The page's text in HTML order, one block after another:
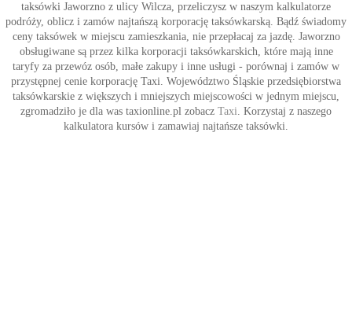
taksówki Jaworzno z ulicy Wilcza, przeliczysz w naszym kalkulatorze
podróży, oblicz i zamów najtańszą korporację taksówkarską. Bądź świadomy
ceny taksówek w miejscu zamieszkania, nie przepłacaj za jazdę. Jaworzno
obsługiwane są przez kilka korporacji taksówkarskich, które mają inne
taryfy za przewóz osób, małe zakupy i inne usługi - porównaj i zamów w
przystępnej cenie korporację Taxi. Województwo Śląskie przedsiębiorstwa
taksówkarskie z większych i mniejszych miejscowości w jednym miejscu,
zgromadziło je dla was taxionline.pl zobacz Taxi. Korzystaj z naszego
kalkulatora kursów i zamawiaj najtańsze taksówki.